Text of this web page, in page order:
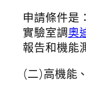
申請條件是
實驗室調奧
報告和機能
(二)高機能